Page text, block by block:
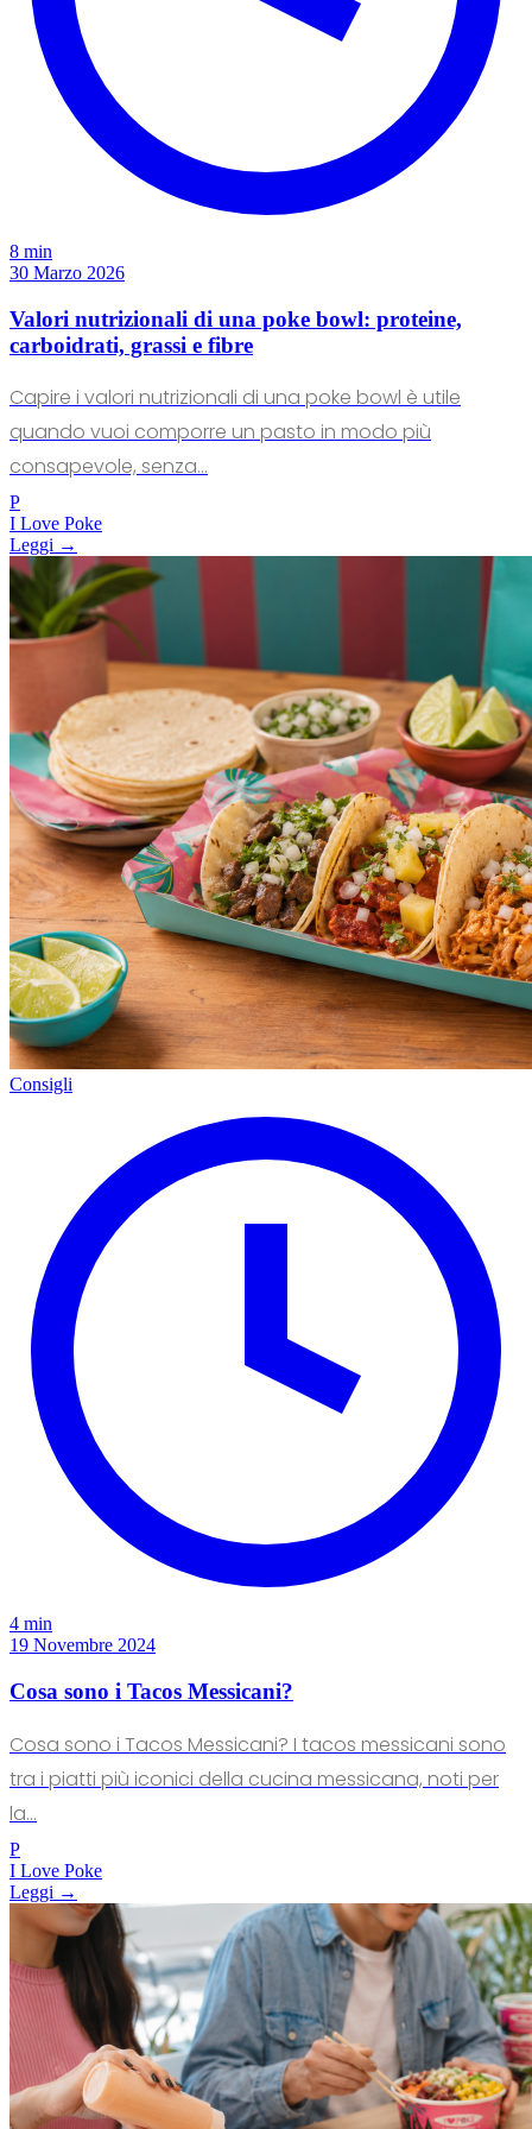
8 min
30 Marzo 2026
Valori nutrizionali di una poke bowl: proteine,
carboidrati, grassi e fibre
Capire i valori nutrizionali di una poke bowl è utile
quando vuoi comporre un pasto in modo più
consapevole, senza...
P
I Love Poke
Leggi →
Consigli
4 min
19 Novembre 2024
Cosa sono i Tacos Messicani?
Cosa sono i Tacos Messicani? I tacos messicani sono
tra i piatti più iconici della cucina messicana, noti per
la...
P
I Love Poke
Leggi →